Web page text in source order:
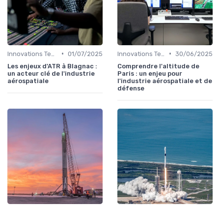
• 01/07/2025
Les enjeux d'ATR à Blagnac :
un acteur clé de l'industrie
aérospatiale
• 30/06/2025
Comprendre l'altitude de
Paris : un enjeu pour
l'industrie aérospatiale et de
défense